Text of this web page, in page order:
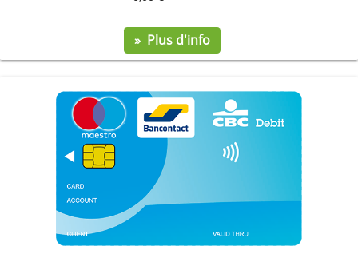
Wise pour Entreprise
avec une carte de débit Mastercard et des
en cinq devises. Recevez et envoyez des
internationaux dans plus de 40 devises, avec des
coordonnées locales pour être payé comme si
étiez dans le pays.